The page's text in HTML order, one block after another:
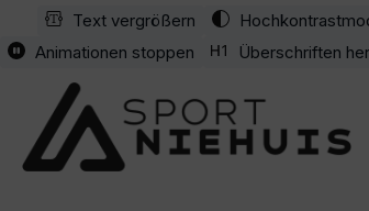
Hauptinhalt springen
Zur Suche springen
Zur Hauptnavigation springen
Text vergrößern
Animationen stoppen
Überschriften